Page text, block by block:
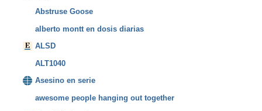
Abstruse Goose
alberto montt en dosis diarias
ALSD
ALT1040
Asesino en serie
awesome people hanging out together